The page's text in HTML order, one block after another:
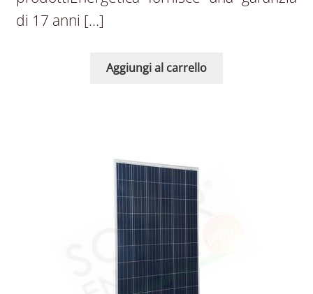
di 17 anni […]
Aggiungi al carrello